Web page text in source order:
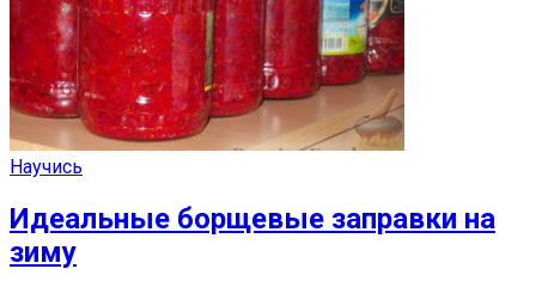
Научись
Идеальные борщевые заправки на
зиму